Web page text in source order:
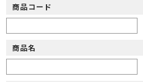
商品コード
商品名